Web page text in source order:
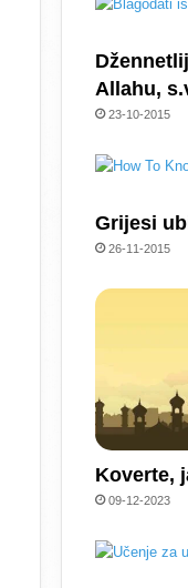
Allahu,
23-10-2015
Grijesi
26-11-2015
Koverte,
09-12-2023